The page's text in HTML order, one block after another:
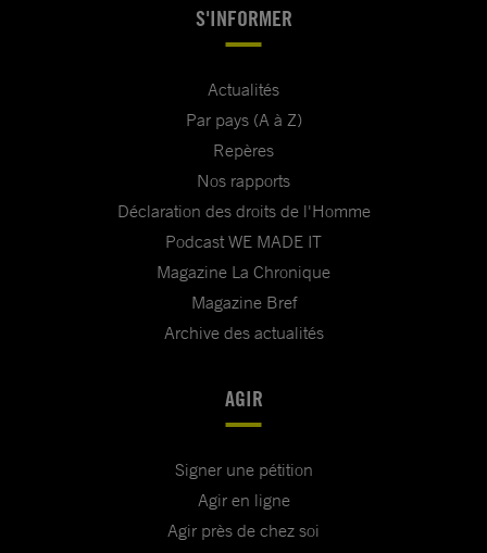
S'INFORMER
Actualités
Par pays (A à Z)
Repères
Nos rapports
Déclaration des droits de l'Homme
Podcast WE MADE IT
Magazine La Chronique
Magazine Bref
Archive des actualités
AGIR
Signer une pétition
Agir en ligne
Agir près de chez soi